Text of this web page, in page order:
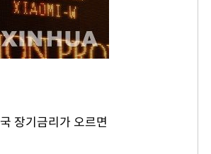
장기금리가 오르면